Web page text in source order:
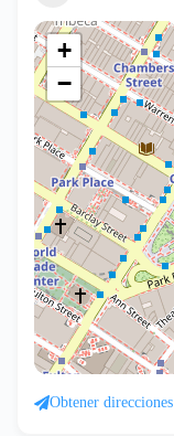
+
−
Obtener direcciones